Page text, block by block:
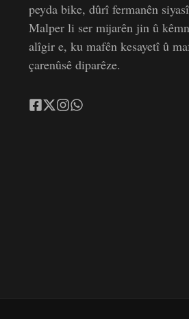
peyda bike, dûrî fermanên
Malper li ser mijarên jin û
alîgir e, ku mafên kesayetî û
çarenûsê diparêze.